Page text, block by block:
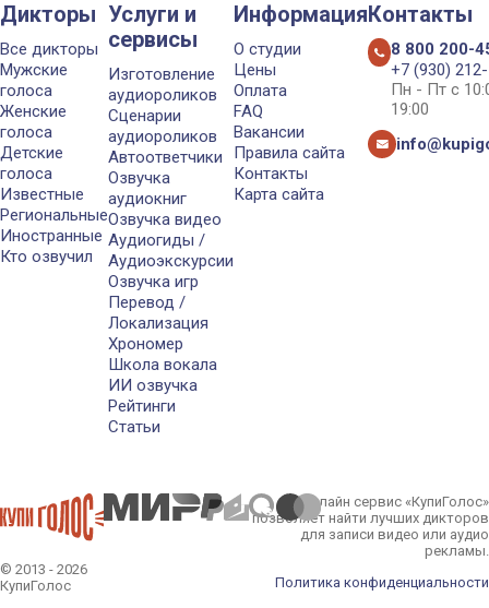
Дикторы
Все дикторы
Мужские
голоса
Женские
голоса
Детские
голоса
Известные
Региональные
Иностранные
Кто озвучил
Услуги и
сервисы
Изготовление
аудиороликов
Сценарии
аудиороликов
Автоответчики
Озвучка
аудиокниг
Озвучка видео
Аудиогиды /
Аудиоэкскурсии
Озвучка игр
Перевод /
Локализация
Хрономер
Школа вокала
ИИ озвучка
Рейтинги
Статьи
Информация
О студии
Цены
Оплата
FAQ
Вакансии
Правила сайта
Контакты
Карта сайта
Контакты
8 800 200-
+7 (930)
Пн - Пт с
19:00
© 2013 - 2026
КупиГолос
Онлайн сервис «КупиГолос»
позволяет найти лучших дикторов
для записи видео или аудио
рекламы.
Политика конфиденциальности